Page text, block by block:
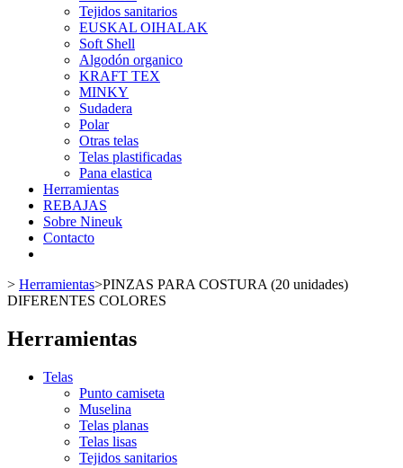
Tejidos sanitarios
EUSKAL OIHALAK
Soft Shell
Algodón organico
KRAFT TEX
MINKY
Sudadera
Polar
Otras telas
Telas plastificadas
Pana elastica
Herramientas
REBAJAS
Sobre Nineuk
Contacto
> Herramientas>PINZAS PARA COSTURA (20 unidades)
DIFERENTES COLORES
Herramientas
Telas
Punto camiseta
Muselina
Telas planas
Telas lisas
Tejidos sanitarios